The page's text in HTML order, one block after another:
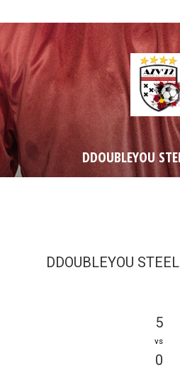
DDOUBLEYOU
DDOUBLEYOU STEEL
5
vs
0